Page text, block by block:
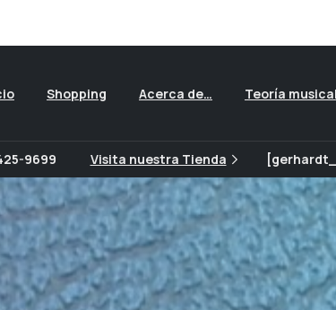
Shopping Acerca de… Teoría musical
9699 Visita nuestra Tienda